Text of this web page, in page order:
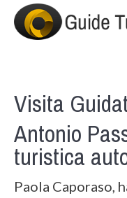
Visita
Antonio
turistica
Paola Caporaso,